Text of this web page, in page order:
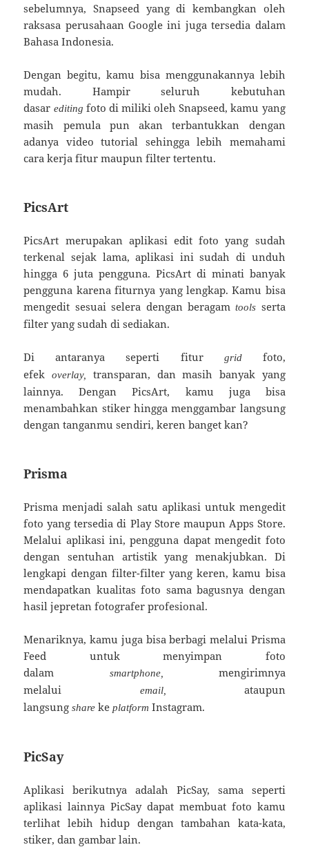
sebelumnya, Snapseed yang di kembangkan oleh
raksasa perusahaan Google ini juga tersedia dalam
Bahasa Indonesia.
Dengan begitu, kamu bisa menggunakannya lebih
mudah. Hampir seluruh kebutuhan
dasar editing foto di miliki oleh Snapseed, kamu yang
masih pemula pun akan terbantukkan dengan
adanya video tutorial sehingga lebih memahami
cara kerja fitur maupun filter tertentu.
PicsArt
PicsArt merupakan aplikasi edit foto yang sudah
terkenal sejak lama, aplikasi ini sudah di unduh
hingga 6 juta pengguna. PicsArt di minati banyak
pengguna karena fiturnya yang lengkap. Kamu bisa
mengedit sesuai selera dengan beragamtools serta
filter yang sudah di sediakan.
Di antaranya seperti fitur grid foto,
efekoverlay, transparan, dan masih banyak yang
lainnya. Dengan PicsArt, kamu juga bisa
menambahkan stiker hingga menggambar langsung
dengan tanganmu sendiri, keren banget kan?
Prisma
Prisma menjadi salah satu aplikasi untuk mengedit
foto yang tersedia di Play Store maupun Apps Store.
Melalui aplikasi ini, pengguna dapat mengedit foto
dengan sentuhan artistik yang menakjubkan. Di
lengkapi dengan filter-filter yang keren, kamu bisa
mendapatkan kualitas foto sama bagusnya dengan
hasil jepretan fotografer profesional.
Menariknya, kamu juga bisa berbagi melalui Prisma
Feed untuk menyimpan foto
dalam
smartphone, mengirimnya
melalui
email, ataupun
langsungshare keplatform Instagram.
PicSay
Aplikasi berikutnya adalah PicSay, sama seperti
aplikasi lainnya PicSay dapat membuat foto kamu
terlihat lebih hidup dengan tambahan kata-kata,
stiker, dan gambar lain.